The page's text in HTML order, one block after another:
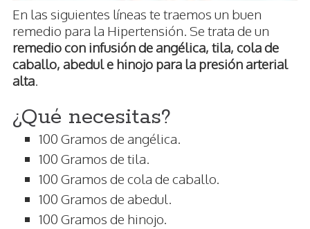
En las siguientes líneas te traemos un buen
remedio para la Hipertensión. Se trata de un
remedio con infusión de angélica, tila, cola de
caballo, abedul e hinojo para la presión arterial
alta.
¿Qué necesitas?
100 Gramos de angélica.
100 Gramos de tila.
100 Gramos de cola de caballo.
100 Gramos de abedul.
100 Gramos de hinojo.